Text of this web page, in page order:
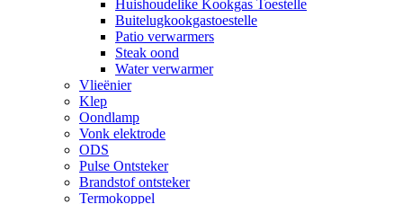
Huishoudelike Kookgas Toestelle
Buitelugkookgastoestelle
Patio verwarmers
Steak oond
Water verwarmer
Vlieënier
Klep
Oondlamp
Vonk elektrode
ODS
Pulse Ontsteker
Brandstof ontsteker
Termokoppel